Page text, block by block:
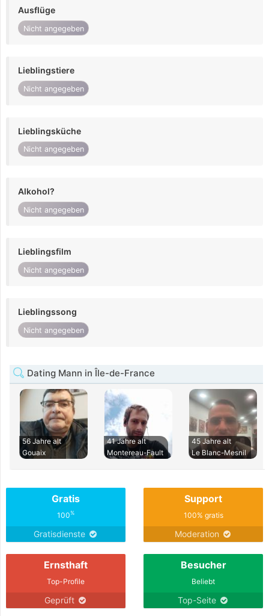
Ausflüge
Nicht angegeben
Lieblingstiere
Nicht angegeben
Lieblingsküche
Nicht angegeben
Alkohol?
Nicht angegeben
Lieblingsfilm
Nicht angegeben
Lieblingssong
Nicht angegeben
Dating Mann in Île-de-France
56 Jahre alt
Gouaix
41 Jahre alt
Montereau-Fault
45 Jahre alt
Le Blanc-Mesnil
Gratis
100%
Gratisdienste
Support
100% gratis
Moderation
Ernsthaft
Top-Profile
Geprüft
Besucher
Beliebt
Top-Seite